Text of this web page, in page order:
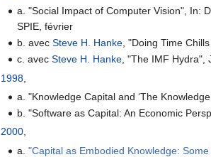
a. "Social Impact of Computer Vision", In:
SPIE, février
b. avec Steve H. Hanke, "Doing Time
c. avec Steve H. Hanke, "The IMF Hydra",
1998
a. "Knowledge Capital and ‘The
b. "Software as Capital: An Economic
2000,
a. "Capital as Embodied Knowledge: